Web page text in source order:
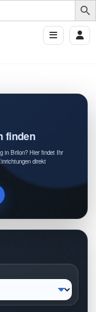
finden
in Brilon? Hier findet Ihr
direkt